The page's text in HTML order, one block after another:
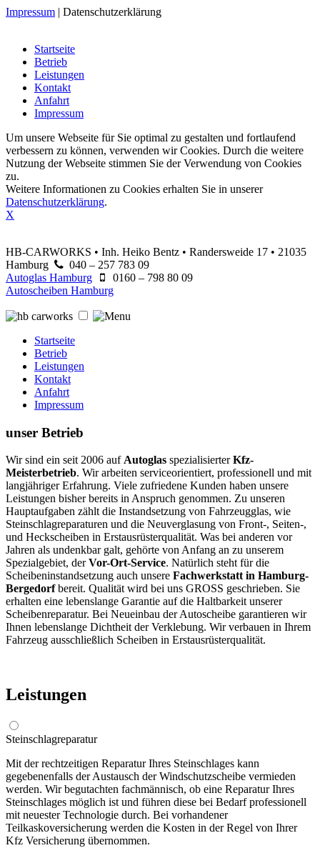
Impressum | Datenschutzerklärung
Startseite
Betrieb
Leistungen
Kontakt
Anfahrt
Impressum
Um unsere Webseite für Sie optimal zu gestalten und fortlaufend
verbessern zu können, verwenden wir Cookies. Durch die weitere
Nutzung der Webseite stimmen Sie der Verwendung von Cookies
zu.
Weitere Informationen zu Cookies erhalten Sie in unserer
Datenschutzerklärung.
X
HB-CARWORKS • Inh. Heiko Bentz • Randersweide 17 • 21035
Hamburg
040 – 257 783 09
Autoglas Hamburg
0160 – 798 80 09
Autoscheiben Hamburg
Startseite
Betrieb
Leistungen
Kontakt
Anfahrt
Impressum
unser Betrieb
Wir sind ein seit 2006 aufAutoglas spezialisierterKfz-
Meisterbetrieb. Wir arbeiten serviceorientiert, professionell und mit
langjähriger Erfahrung. Viele zufriedene Kunden haben unsere
Leistungen bisher bereits in Anspruch genommen. Zu unseren
Hauptaufgaben zählt die Instandsetzung von Fahrzeugglas, wie
Steinschlagreparaturen und die Neuverglasung von Front-, Seiten-,
und Heckscheiben in Erstausrüsterqualität. Was bei anderen vor
Jahren als undenkbar galt, gehörte von Anfang an zu unserem
Spezialgebiet, derVor-Ort-Service. Natürlich steht für die
Scheibeninstandsetzung auch unsere Fachwerkstatt in Hamburg-
Bergedorfbereit. Qualität wird bei uns GROSS geschrieben. Sie
erhalten eine lebenslange Garantie auf die Haltbarkeit unserer
Scheibenreparatur. Bei Neueinbau der Autoscheibe garantieren wir
Ihnen lebenslange Dichtheit der Verklebung. Wir verbauen in Ihrem
Fahrzeug ausschließlich Scheiben in Erstausrüsterqualität.
Leistungen
Steinschlagreparatur
Mit der rechtzeitigen Reparatur Ihres Steinschlages kann
gegebenenfalls der Austausch der Windschutzscheibe vermieden
werden. Wir begutachten fachmännisch, ob eine Reparatur Ihres
Steinschlages möglich ist und führen diese bei Bedarf professionell
mit neuester Technologie durch. Bei vorhandener
Teilkaskoversicherung werden die Kosten in der Regel von Ihrer
Kfz Versicherung übernommen.